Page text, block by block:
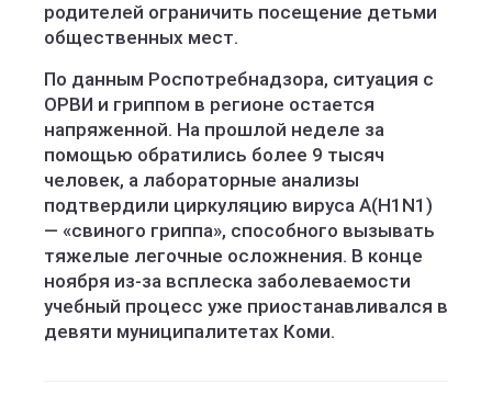
родителей ограничить посещение детьми
общественных мест.
По данным Роспотребнадзора, ситуация с
ОРВИ и гриппом в регионе остается
напряженной. На прошлой неделе за
помощью обратились более 9 тысяч
человек, а лабораторные анализы
подтвердили циркуляцию вируса A(H1N1)
— «свиного гриппа», способного вызывать
тяжелые легочные осложнения. В конце
ноября из-за всплеска заболеваемости
учебный процесс уже приостанавливался в
девяти муниципалитетах Коми.